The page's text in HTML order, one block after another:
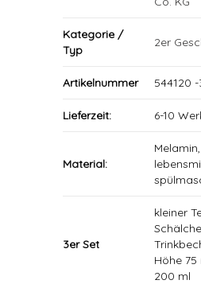
Kategorie /
Typ
2er
Artikelnummer 544120 -
Lieferzeit: 6-10
Material:
Melamin,
3er Set
kleiner
Höhe 75
200 ml